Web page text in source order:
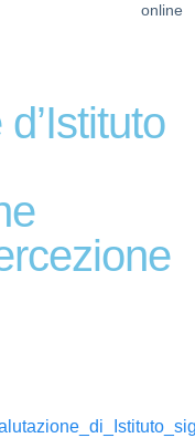
online